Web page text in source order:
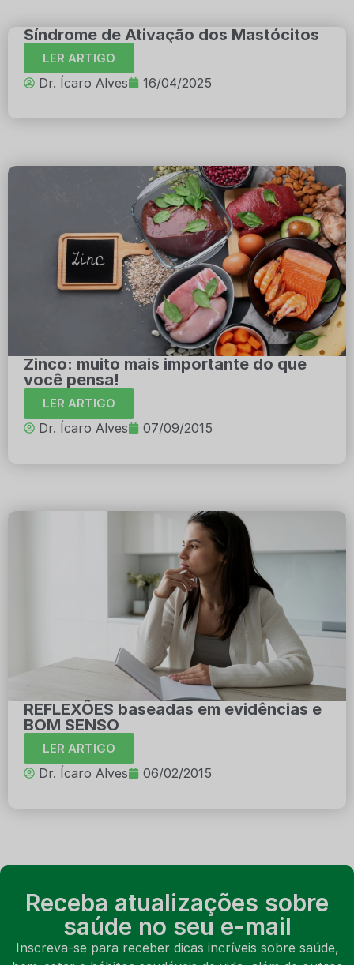
Síndrome de Ativação dos Mastócitos
LER ARTIGO
Dr. Ícaro Alves 16/04/2025
Zinco: muito mais importante do que
você pensa!
LER ARTIGO
Dr. Ícaro Alves 07/09/2015
REFLEXÕES baseadas em evidências e
BOM SENSO
LER ARTIGO
Dr. Ícaro Alves 06/02/2015
Receba atualizações sobre
saúde no seu e-mail
Inscreva-se para receber dicas incríveis sobre saúde,